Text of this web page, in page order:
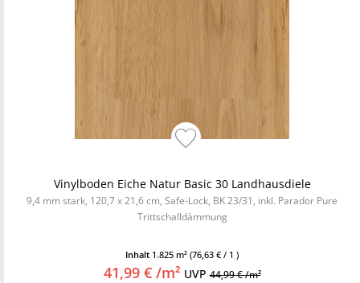
Vinylboden Eiche Natur Basic 30 Landhausdiele
9,4 mm stark, 120,7 x 21,6 cm, Safe-Lock, BK 23/31, inkl. Parador Pure
Trittschalldämmung
Inhalt 1.825 m² (76,63 € / 1 )
41,99 € /m² UVP44,99 € /m²